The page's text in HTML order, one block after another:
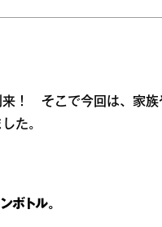
！ そこで今回は、家
た。
ボトル。